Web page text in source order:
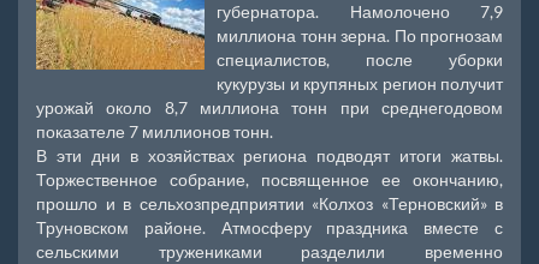
губернатора. Намолочено 7,9
миллиона тонн зерна. По прогнозам
специалистов, после уборки
кукурузы и крупяных регион получит
урожай около 8,7 миллиона тонн при среднегодовом
показателе 7 миллионов тонн.
В эти дни в хозяйствах региона подводят итоги жатвы.
Торжественное собрание, посвященное ее окончанию,
прошло и в сельхозпредприятии «Колхоз «Терновский» в
Труновском районе. Атмосферу праздника вместе с
сельскими тружениками разделили временно